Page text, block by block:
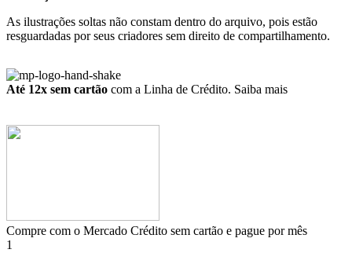
As ilustrações soltas não constam dentro do arquivo, pois estão
resguardadas por seus criadores sem direito de compartilhamento.
Até 12x sem cartão com a Linha de Crédito. Saiba mais
Compre com o Mercado Crédito sem cartão e pague por mês
1